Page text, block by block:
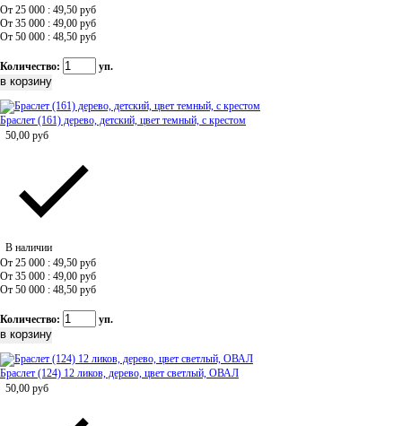
От 25 000 : 49,50 руб
От 35 000 : 49,00 руб
От 50 000 : 48,50 руб
Количество: уп.
Браслет (161) дерево, детский, цвет темный, с крестом
50,00 руб
В наличии
От 25 000 : 49,50 руб
От 35 000 : 49,00 руб
От 50 000 : 48,50 руб
Количество: уп.
Браслет (124) 12 ликов, дерево, цвет светлый, ОВАЛ
50,00 руб